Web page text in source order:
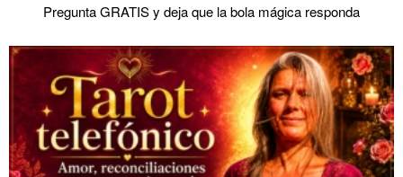
Pregunta GRATIS y deja que la bola mágica responda